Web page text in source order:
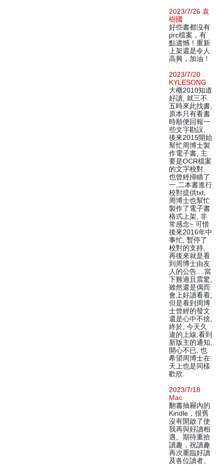
2023/7/26 袁
樹國
好些書都沒有
prc檔案，有
點遺憾！重新
上架還是令人
高興，加油！
2023/7/20
KYLESONG
大概2010知道
好讀, 就三不
五時來此找書,
原本只有看書
時順便回報一
些文字勘誤,
後來2015開始
幫忙周博士製
作電子書, 主
要是OCR檔案
的文字校對,
也曾經掃瞄了
一,二本書進行
校對提供txt,
周博士也幫忙
製作了電子書
格式上架, 非
常感念~ 可惜
後來2016年中
事忙, 暫停了
校對的支持,
再後來就是看
到周博士由友
人的公告....當
下難過且震驚,
雖然還是偶而
會上好讀看看,
但是看到周博
士曾經的發文
還是心中不捨,
終於, 今天久
違的上線,看到
新版主的通知,
開心不已, 也
希望周博士在
天上也是同樣
歡欣.
2023/7/18
Mac
翻書抽屜內的
Kindle，很舊
沒有開啟了使
我再與好讀相
遇。期待重拾
讀趣，祝讀趣
再次重臨好讀
及各位讀者。